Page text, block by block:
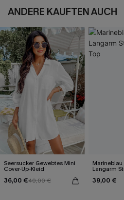
ANDERE KAUFTEN AUCH
Seersucker Gewebtes Mini
Cover-Up-Kleid
36,00 €40,00 €
Langarm
39,00 €